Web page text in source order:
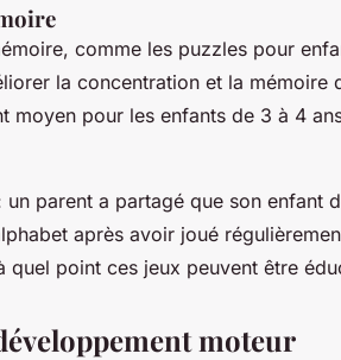
comme les puzzles pour
la concentration et la mémoire
moyen pour les enfants de 3 à 4
un parent a partagé que son enfant
après avoir joué
quel point ces jeux peuvent être
moteur